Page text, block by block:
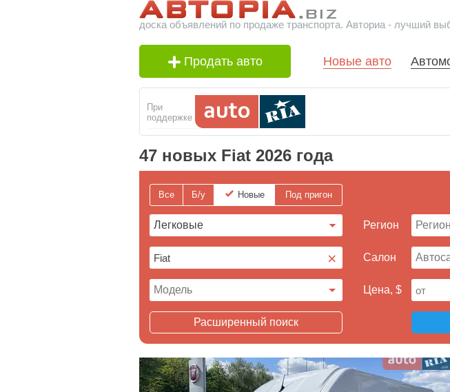
доска объявлений по продаже транспорта. Авториа - лучший
Продать авто Новые авто
При
поддержке
47 новых Fiat 2026 года
Все Б/у Новые Под пригон
×
Регион
Cалон
Цена, $
Расширенный поиск